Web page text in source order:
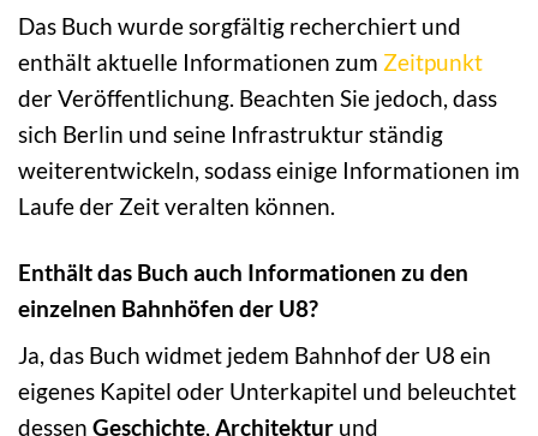
Das Buch wurde sorgfältig recherchiert und
enthält aktuelle Informationen zum Zeitpunkt
der Veröffentlichung. Beachten Sie jedoch, dass
sich Berlin und seine Infrastruktur ständig
weiterentwickeln, sodass einige Informationen im
Laufe der Zeit veralten können.
Enthält das Buch auch Informationen zu den
einzelnen Bahnhöfen der U8?
Ja, das Buch widmet jedem Bahnhof der U8 ein
eigenes Kapitel oder Unterkapitel und beleuchtet
dessen Geschichte, Architektur und